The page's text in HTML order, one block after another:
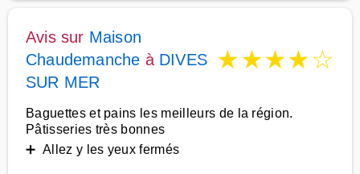
Avis sur Maison
Chaudemanche à DIVES
SUR MER
★★★★☆
Baguettes et pains les meilleurs de la région.
Pâtisseries très bonnes
➕ Allez y les yeux fermés